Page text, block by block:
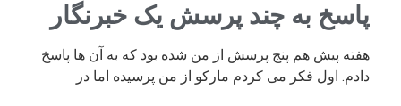
پاسخ به چند پرسش یک خبرنگار
هفته پیش هم پنج پرسش از من شده بود که به آن ها پاسخ
دادم. اول فکر می کردم مارکو از من پرسیده اما در